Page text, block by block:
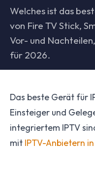
Welches ist das
von Fire TV Stick,
Vor- und
für 2026.
Das beste Gerät für
Einsteiger und
integriertem IPTV
mit IPTV-Anbietern